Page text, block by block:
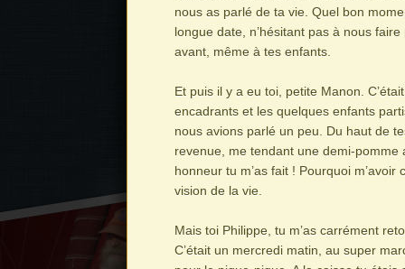
nous as parlé de ta vie. Quel bon
longue date, n’hésitant pas à nous
avant, même à tes enfants.
Et puis il y a eu toi, petite Manon.
encadrants et les quelques enfants
nous avions parlé un peu. Du haut de
revenue, me tendant une demi-pomme
honneur tu m’as fait ! Pourquoi
vision de la vie.
Mais toi Philippe, tu m’as carrément
C’était un mercredi matin, au super